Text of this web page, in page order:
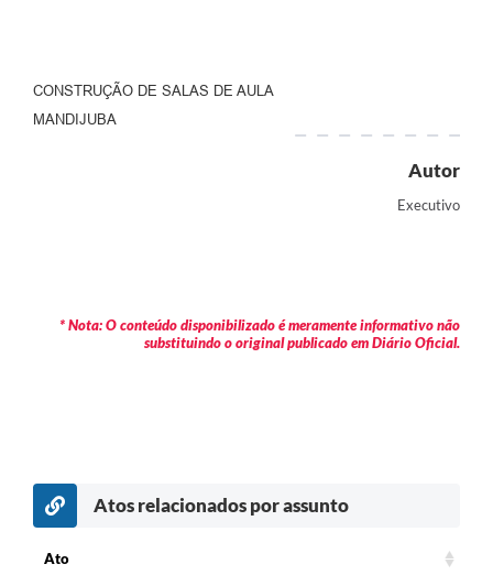
Contratos
Audiências Públicas
Contato
CONSTRUÇÃO DE SALAS DE AULA
MANDIJUBA
Autor
Executivo
* Nota: O conteúdo disponibilizado é meramente informativo não
substituindo o original publicado em Diário Oficial.
Atos relacionados por assunto
Ato